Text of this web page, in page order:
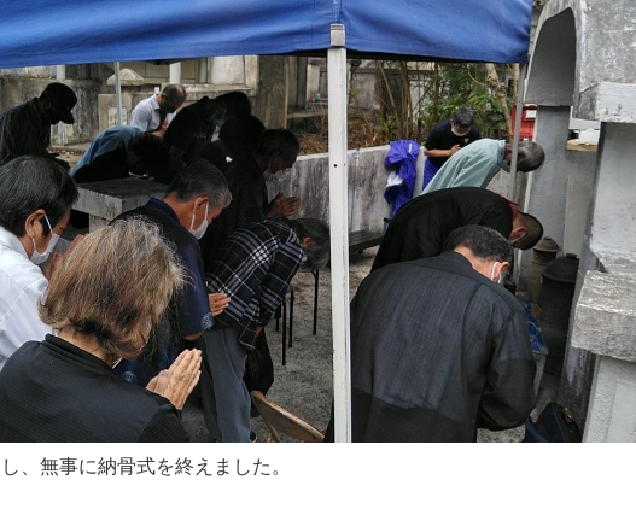
、無事に納骨式を終えました。